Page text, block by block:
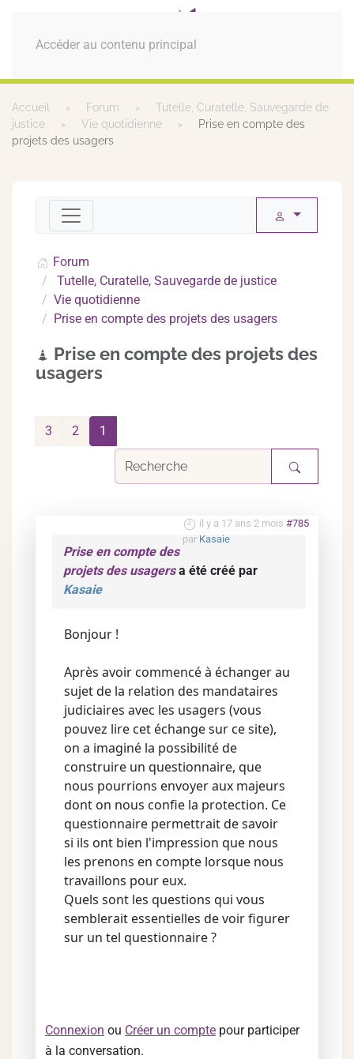
Accéder au contenu principal
MENU
Accueil Forum
Tutelle, Curatelle, Sauvegarde de
justice
Vie quotidienne
Prise en compte des
projets des usagers
Forum
Tutelle, Curatelle, Sauvegarde de justice
Vie quotidienne
Prise en compte des projets des usagers
Prise en compte des projets des
usagers
1
2
3
il y a 17 ans 2 mois #785
par Kasaie
Prise en compte des
projets des usagersa été créé par
Kasaie
Bonjour !
Après avoir commencé à échanger au
sujet de la relation des mandataires
judiciaires avec les usagers (vous
pouvez lire cet échange sur ce site),
on a imaginé la possibilité de
construire un questionnaire, que
nous pourrions envoyer aux majeurs
dont on nous confie la protection. Ce
questionnaire permettrait de savoir
si ils ont bien l'impression que nous
les prenons en compte lorsque nous
travaillons pour eux.
Quels sont les questions qui vous
semblerait essentielles de voir figurer
sur un tel questionnaire ?
Connexion ou Créer un compte pour participer
à la conversation.